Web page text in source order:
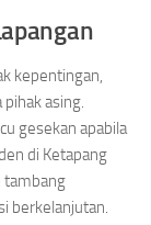
kepentingan,
asing.
gesekan apabila
di Ketapang
tambang
berkelanjutan.